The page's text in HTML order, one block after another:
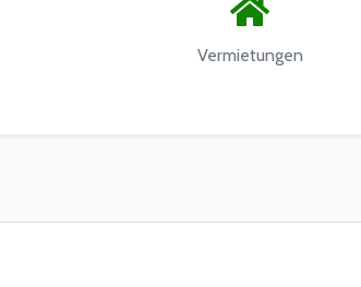
Vermietungen